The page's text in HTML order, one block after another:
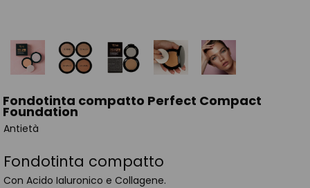
Fondotinta compatto Perfect Compact
Foundation
Antietà
Fondotinta compatto
Con Acido Ialuronico e Collagene.